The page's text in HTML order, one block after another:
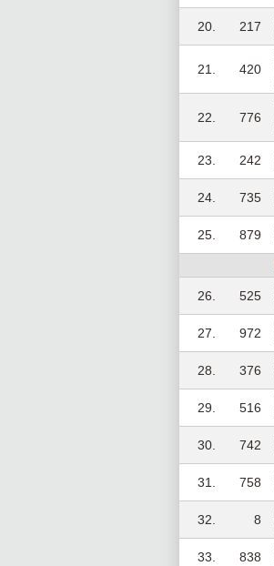
20. 217
21. 420
22. 776
23. 242
24. 735
25. 879
26. 525
27. 972
28. 376
29. 516
30. 742
31. 758
32. 8
33. 838